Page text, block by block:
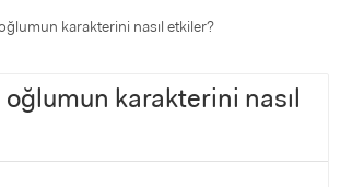
karakterini nasıl etkiler?
karakterini nasıl